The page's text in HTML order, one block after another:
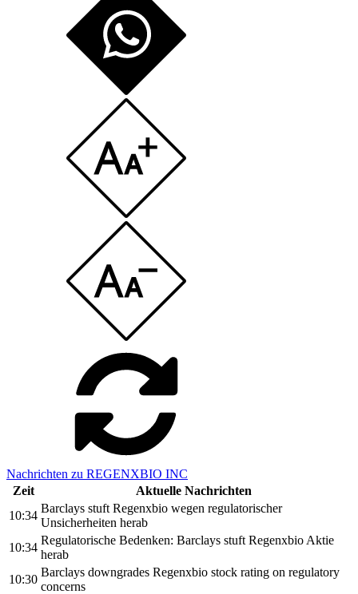
Nachrichten zu REGENXBIO INC
Zeit
Aktuelle Nachrichten
10:34
Barclays stuft Regenxbio wegen regulatorischer
Unsicherheiten herab
10:34
Regulatorische Bedenken: Barclays stuft Regenxbio Aktie
herab
10:30
Barclays downgrades Regenxbio stock rating on regulatory
concerns